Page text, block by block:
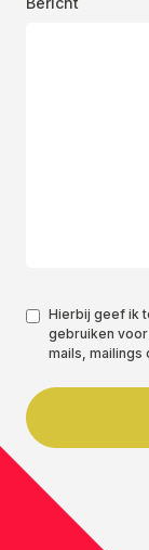
Hierbij geef ik
gebruiken
mails, mailings